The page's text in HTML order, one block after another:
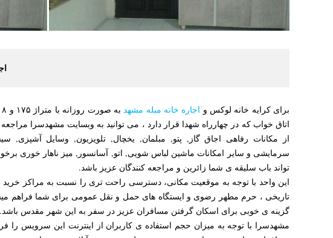
برای کرایه خانه لوکس و اجاره خانه مبله مشهد
اتاق خواب که در چهارراه شهدا قرار دارد ، می توانید به وبسایت مشهدسرا مراجعه
از مکانات رفاهی اجاق گاز, پتو, مبلمان, یخچال, تلویزیون, وسایل آشپزی,
سرمایشی و سایر امکانات ماشین لباس شویی, اتو, آسانسور, میز ناهار خوری
تواند باب سلیقه ی شما زائرین و مراجعه کنندگان عزیز باشد.
این واحد با توجه به موقعیت مکانی، دسترسی راحت تری را نسبت به مراکز
تاریخی ، حرم مطهر رضوی و ایستگاه های حمل و نقل عمومی برای شما فراهم
گزینه ی خوبی برای اسکان گرفتن مسافران عزیز در سفر به این شهر مقدس باشد.
مشهدسرا با توجه به میزان حجم استفاده ی کاربران از اینترنت این سرویس را